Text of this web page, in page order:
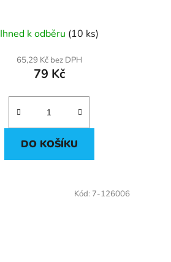
Ihned k odběru (10 ks)
65,29 Kč bez DPH
79 Kč
DO KOŠÍKU
Kód: 7-126006